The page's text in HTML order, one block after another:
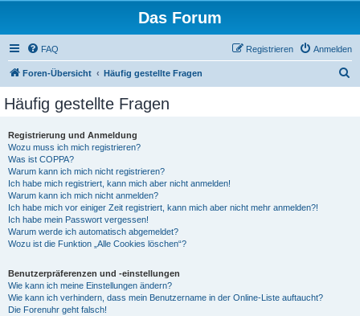
Das Forum
FAQ Anmelden
Registrieren
Foren-Übersicht Häufig gestellte Fragen
Häufig gestellte Fragen
Registrierung und Anmeldung
Wozu muss ich mich registrieren?
Was ist COPPA?
Warum kann ich mich nicht registrieren?
Ich habe mich registriert, kann mich aber nicht anmelden!
Warum kann ich mich nicht anmelden?
Ich habe mich vor einiger Zeit registriert, kann mich aber nicht mehr anmelden?!
Ich habe mein Passwort vergessen!
Warum werde ich automatisch abgemeldet?
Wozu ist die Funktion „Alle Cookies löschen“?
Benutzerpräferenzen und -einstellungen
Wie kann ich meine Einstellungen ändern?
Wie kann ich verhindern, dass mein Benutzername in der Online-Liste auftaucht?
Die Forenuhr geht falsch!